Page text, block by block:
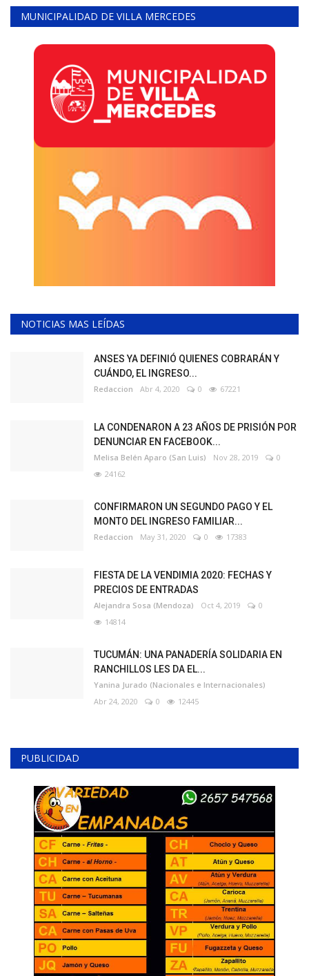
MUNICIPALIDAD DE VILLA MERCEDES
NOTICIAS MAS LEÍDAS
ANSES YA DEFINIÓ QUIENES COBRARÁN Y
CUÁNDO, EL INGRESO...
Redaccion Abr 4, 2020 0 67221
LA CONDENARON A 23 AÑOS DE PRISIÓN POR
DENUNCIAR EN FACEBOOK...
Melisa Belén Aparo (San Luis) Nov 28, 2019
0
24162
CONFIRMARON UN SEGUNDO PAGO Y EL
MONTO DEL INGRESO FAMILIAR...
Redaccion May 31, 2020 0 17383
FIESTA DE LA VENDIMIA 2020: FECHAS Y
PRECIOS DE ENTRADAS
Alejandra Sosa (Mendoza) Oct 4, 2019
0
14814
TUCUMÁN: UNA PANADERÍA SOLIDARIA EN
RANCHILLOS LES DA EL...
Yanina Jurado (Nacionales e Internacionales)
Abr 24, 2020
0 12445
PUBLICIDAD